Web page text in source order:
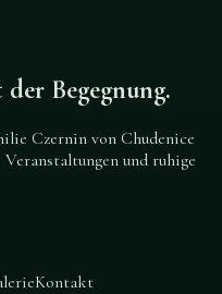
Begegnung.
Czernin von Chudenice
und ruhige
Kontakt